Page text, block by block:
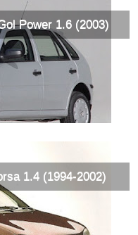
Power 1.6 (2003)
1.4 (1994-2002)